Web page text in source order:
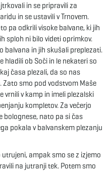
a
t
in se pripravili za
in se ustavili v Trnovem.
pa odkrili visoke balvane, ki jih
sploh ni bilo videti oprimkov.
balvana in jih skušali preplezati.
hladili ob Soči in le nekateri so
časa plezali, da so nas
Zato smo pod vodstvom Maše
vrnili v kamp in imeli plezalski
kompletov. Za večerjo
bolognese, nato pa si čas
pokala v balvanskem plezanju
ampak smo se z izjemo
na jutranji tek. Potem smo